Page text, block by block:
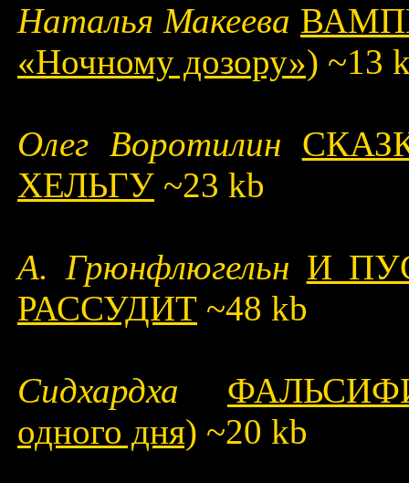
Наталья Макеева
«Ночному дозору») ~13
Олег Воротилин
ХЕЛЬГУ ~23 kb
А. Грюнфлюгельн И
РАССУДИТ ~48 kb
Сидхардха
одного дня) ~20 kb